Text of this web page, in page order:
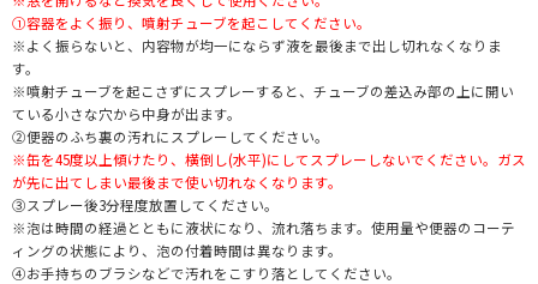
①容器をよく振り、噴射チューブを起こしてください。
※よく振らないと、内容物が均一にならず液を最後まで出し切れなくなりま
す。
※噴射チューブを起こさずにスプレーすると、チューブの差込み部の上に開い
ている小さな穴から中身が出ます。
②便器のふち裏の汚れにスプレーしてください。
※缶を45度以上傾けたり、横倒し(水平)にしてスプレーしないでください。ガス
が先に出てしまい最後まで使い切れなくなります。
③スプレー後3分程度放置してください。
※泡は時間の経過とともに液状になり、流れ落ちます。使用量や便器のコーテ
ィングの状態により、泡の付着時間は異なります。
④お手持ちのブラシなどで汚れをこすり落としてください。